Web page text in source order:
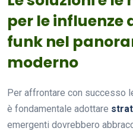
per le influenze
funk nel
moderno
Per affrontare con successo
è fondamentale adottare
emergenti dovrebbero